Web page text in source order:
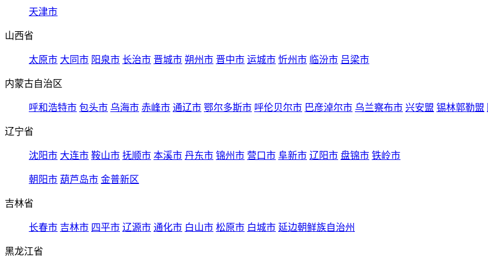
天津市
山西省
太原市 大同市 阳泉市 长治市 晋城市 朔州市 晋中市 运城市 忻州市 临汾市 吕梁市
内蒙古自治区
呼和浩特市 包头市 乌海市 赤峰市 通辽市 鄂尔多斯市 呼伦贝尔市 巴彦淖尔市 乌兰察布市 兴安盟 锡林郭勒盟
辽宁省
沈阳市 大连市 鞍山市 抚顺市 本溪市 丹东市 锦州市 营口市 阜新市 辽阳市 盘锦市 铁岭市
朝阳市 葫芦岛市 金普新区
吉林省
长春市 吉林市 四平市 辽源市 通化市 白山市 松原市 白城市 延边朝鲜族自治州
黑龙江省